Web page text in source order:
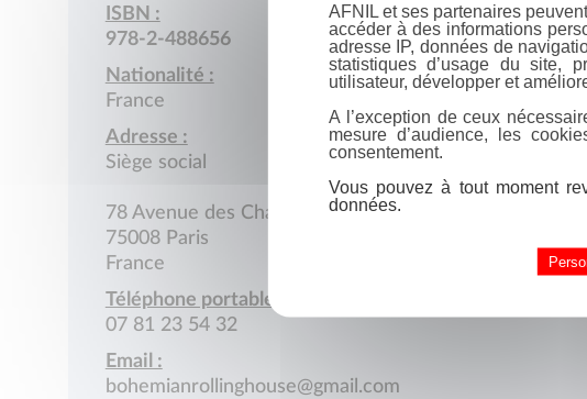
ISBN :
978-2-488656
Nationalité :
France
Adresse :
Siège social
78 Avenue des Champs-Elysées
75008 Paris
France
Téléphone portable :
07 81 23 54 32
Email :
bohemianrollinghouse@gmail.com
AFNIL et ses partenaires
accéder à des informations
adresse IP, données de
statistiques d’usage du site,
utilisateur, développer et
A l’exception de ceux
mesure d’audience, les
consentement.
Vous pouvez à tout moment
données.